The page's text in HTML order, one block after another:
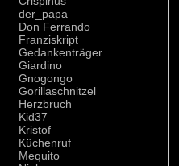
der_papa
Don Ferrando
Franziskript
Gedankenträger
Giardino
Gnogongo
Gorillaschnitzel
Herzbruch
Kid37
Kristof
Küchenruf
Mequito